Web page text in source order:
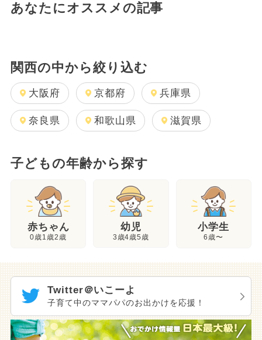
あなたにオススメの記事
関西の中から絞り込む
大阪府 京都府 兵庫県
奈良県 和歌山県 滋賀県
子どもの年齢から探す
赤ちゃん
0歳1歳2歳
幼児
3歳4歳5歳
小学生
6歳〜
Twitter＠いこーよ
子育て中のママパパのお出かけを応援！